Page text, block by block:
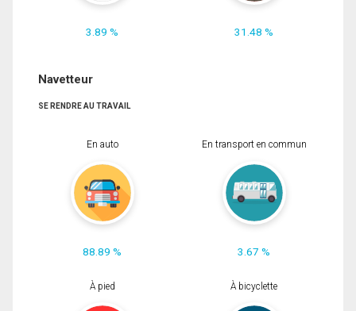
3.89 % 31.48 %
Navetteur
SE RENDRE AU TRAVAIL
En auto
88.89 %
En transport en commun
3.67 %
À pied À bicyclette